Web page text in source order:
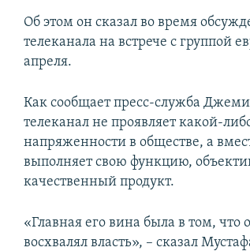
Об этом он сказал во время
телеканала на встрече с группой
апреля.
Как сообщает пресс-служба
телеканал не проявляет какой-
напряженности в обществе, а
выполняет свою функцию,
качественный продукт.
«Главная его вина была в том, что
восхвалял власть», – сказал